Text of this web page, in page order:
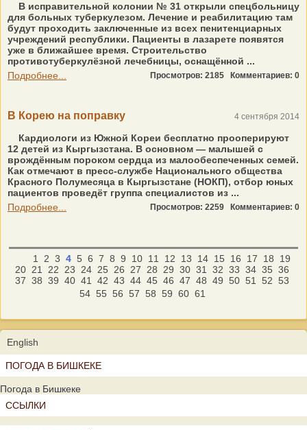
В исправительной колонии № 31 открыли спецбольницу
для больных туберкулезом. Лечение и реабилитацию там
будут проходить заключенные из всех пенитенциарных
учреждений республики. Пациенты в лазарете появятся
уже в ближайшее время. Строительство
противотуберкулёзной лечебницы, оснащённой ...
Подробнее...
Просмотров: 2185 Комментариев: 0
В Корею на поправку 4 сентября 2014
Кардиологи из Южной Кореи бесплатно прооперируют
12 детей из Кыргызстана. В основном — малышей с
врождённым пороком сердца из малообеспеченных семей.
Как отмечают в пресс-службе Национального общества
Красного Полумесяца в Кыргызстане (НОКП), отбор юных
пациентов проведёт группа специалистов из ...
Подробнее...
Просмотров: 2259 Комментариев: 0
1 2 3 4 5 6 7 8 9 10 11 12 13 14 15 16 17 18
19
20 21 22 23 24 25 26 27 28 29 30 31 32 33 34 35 36
37 38 39 40 41 42 43 44 45 46 47 48 49 50 51 52 53
54 55 56 57 58 59 60 61
English
ПОГОДА В БИШКЕКЕ
Погода в Бишкеке
ССЫЛКИ